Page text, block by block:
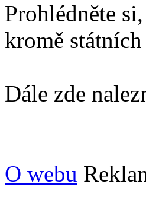
Prohlédněte
kromě
Dále zde
O webu